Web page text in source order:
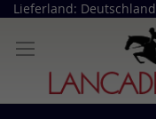
Direkt
Inhalt
Lieferland: Deutschland